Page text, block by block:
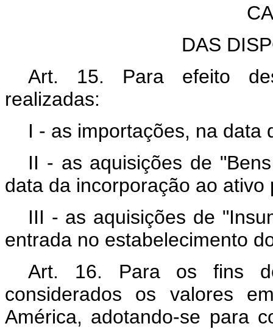
DAS
Art. 15. Para efeito
realizadas:
I - as importações, na data
II - as aquisições de
data da incorporação ao
III - as aquisições de
entrada no estabelecimento
Art. 16. Para os fins
considerados os valores
América, adotando-se para